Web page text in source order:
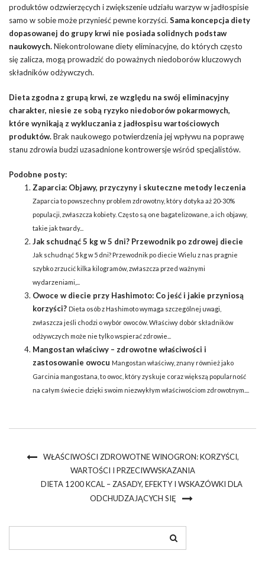
produktów odzwierzęcych i zwiększenie udziału warzyw w jadłospisie
samo w sobie może przynieść pewne korzyści. Sama koncepcja diety
dopasowanej do grupy krwi nie posiada solidnych podstaw
naukowych.Niekontrolowane diety eliminacyjne, do których często
się zalicza, mogą prowadzić do poważnych niedoborów kluczowych
składników odżywczych.
Dieta zgodna z grupą krwi, ze względu na swój eliminacyjny
charakter, niesie ze sobą ryzyko niedoborów pokarmowych,
które wynikają z wykluczania z jadłospisu wartościowych
produktów.Brak naukowego potwierdzenia jej wpływu na poprawę
stanu zdrowia budzi uzasadnione kontrowersje wśród specjalistów.
Podobne posty:
Zaparcia: Objawy, przyczyny i skuteczne metody leczenia
Zaparcia to powszechny problem zdrowotny, który dotyka aż 20-30%
populacji, zwłaszcza kobiety. Często są one bagatelizowane, a ich objawy,
takie jak twardy...
Jak schudnąć 5 kg w 5 dni? Przewodnik po zdrowej diecie
Jak schudnąć 5 kg w 5 dni? Przewodnik po diecie Wielu z nas pragnie
szybko zrzucić kilka kilogramów, zwłaszcza przed ważnymi
wydarzeniami,...
Owoce w diecie przy Hashimoto: Co jeść i jakie przyniosą
korzyści? Dieta osób z Hashimoto wymaga szczególnej uwagi,
zwłaszcza jeśli chodzi o wybór owoców. Właściwy dobór składników
odżywczych może nie tylko wspierać zdrowie...
Mangostan właściwy – zdrowotne właściwości i
zastosowanie owocu Mangostan właściwy, znany również jako
Garcinia mangostana, to owoc, który zyskuje coraz większą popularność
na całym świecie dzięki swoim niezwykłym właściwościom zdrowotnym....
WŁAŚCIWOŚCI ZDROWOTNE WINOGRON: KORZYŚCI,
WARTOŚCI I PRZECIWWSKAZANIA
DIETA 1200 KCAL – ZASADY, EFEKTY I WSKAZÓWKI DLA
ODCHUDZAJĄCYCH SIĘ